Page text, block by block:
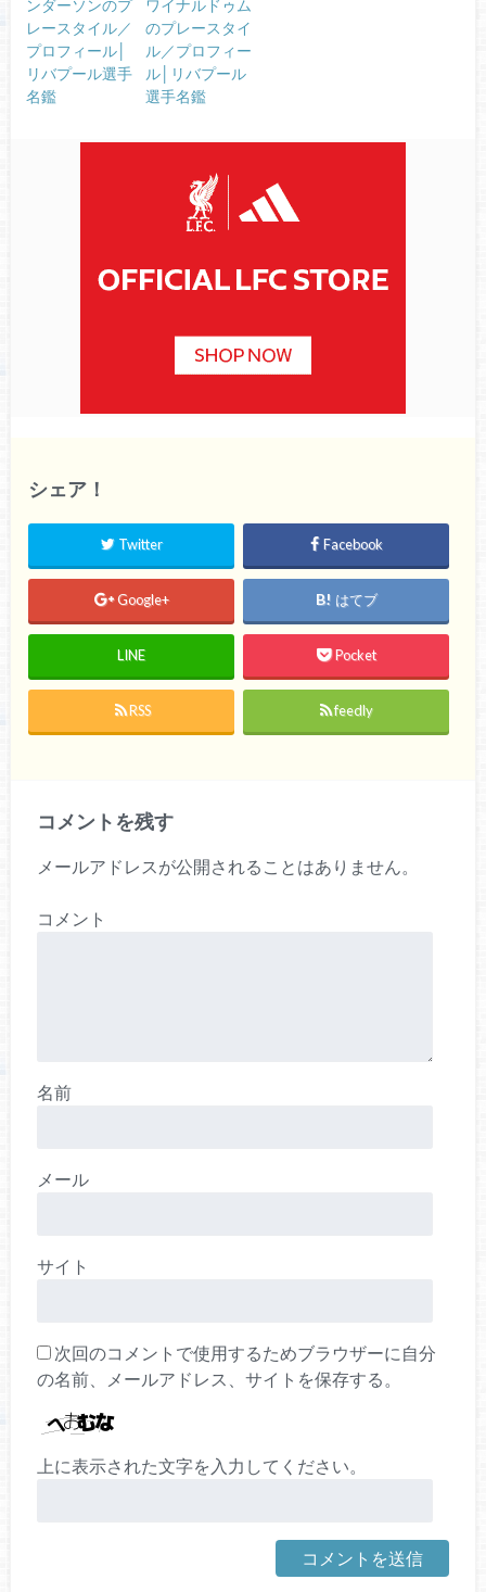
ンダーソンのプ
レースタイル／
プロフィール│
リバプール選手
名鑑
ワイナルドゥム
のプレースタイ
ル／プロフィー
ル│リバプール
選手名鑑
シェア！
Twitter Facebook
Google+ はてブ
LINE Pocket
RSS feedly
コメントを残す
メールアドレスが公開されることはありません。
コメント
名前
メール
サイト
次回のコメントで使用するためブラウザーに自分
の名前、メールアドレス、サイトを保存する。
上に表示された文字を入力してください。